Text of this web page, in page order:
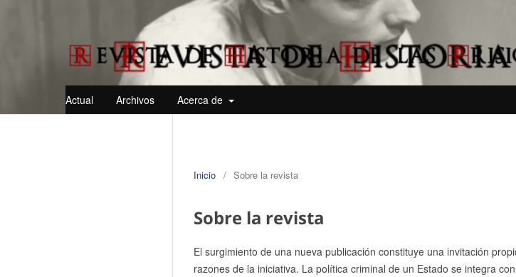
Actual Archivos Acerca de
Inicio / Sobre la revista
Sobre la revista
El surgimiento de una nueva publicación constituye una invitación
razones de la iniciativa. La política criminal de un Estado se integra